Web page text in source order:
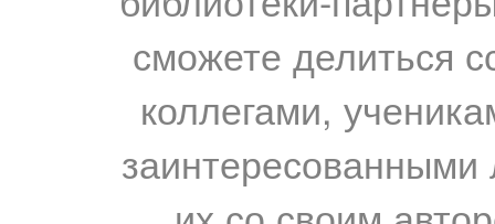
сможете делиться
коллегами,